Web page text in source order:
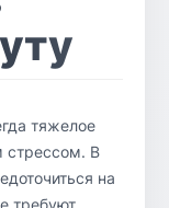
тяжелое
стрессом. В
на